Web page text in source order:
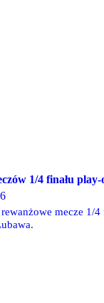
1/4 finału play-
mecze 1/